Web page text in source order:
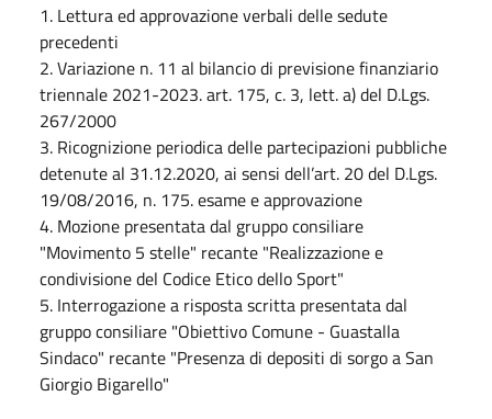
1. Lettura ed approvazione verbali delle sedute
precedenti
2. Variazione n. 11 al bilancio di previsione finanziario
triennale 2021-2023. art. 175, c. 3, lett. a) del D.Lgs.
267/2000
3. Ricognizione periodica delle partecipazioni pubbliche
detenute al 31.12.2020, ai sensi dell’art. 20 del D.Lgs.
19/08/2016, n. 175. esame e approvazione
4. Mozione presentata dal gruppo consiliare
"Movimento 5 stelle" recante "Realizzazione e
condivisione del Codice Etico dello Sport"
5. Interrogazione a risposta scritta presentata dal
gruppo consiliare "Obiettivo Comune - Guastalla
Sindaco" recante "Presenza di depositi di sorgo a San
Giorgio Bigarello"